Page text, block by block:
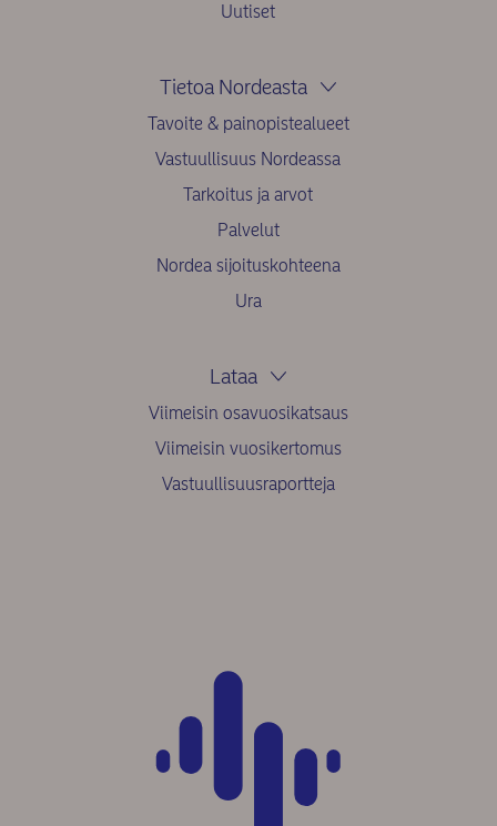
Uutiset
Tietoa Nordeasta
Tavoite & painopistealueet
Vastuullisuus Nordeassa
Tarkoitus ja arvot
Palvelut
Nordea sijoituskohteena
Ura
Lataa
Viimeisin osavuosikatsaus
Viimeisin vuosikertomus
Vastuullisuusraportteja